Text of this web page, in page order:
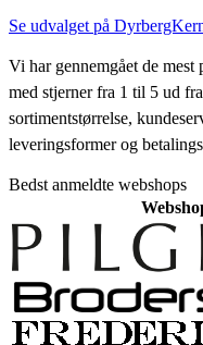
Se udvalget på
Vi har gennemgået de
med stjerner fra 1 til 5 ud
sortimentstørrelse,
leveringsformer og
Bedst anmeldte webshops